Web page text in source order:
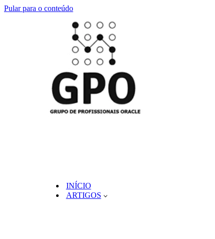
Pular para o conteúdo
INÍCIO
ARTIGOS